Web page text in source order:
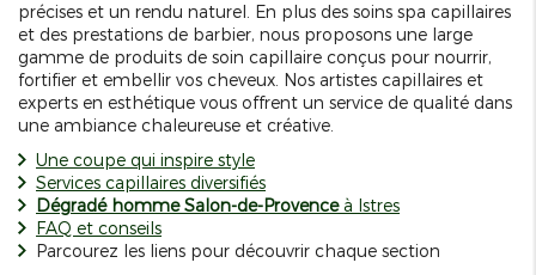
précises et un rendu naturel. En plus des soins spa capillaires
et des prestations de barbier, nous proposons une large
gamme de produits de soin capillaire conçus pour nourrir,
fortifier et embellir vos cheveux. Nos artistes capillaires et
experts en esthétique vous offrent un service de qualité dans
une ambiance chaleureuse et créative.
Une coupe qui inspire style
Services capillaires diversifiés
Dégradé homme Salon-de-Provenceà Istres
FAQ et conseils
Parcourez les liens pour découvrir chaque section